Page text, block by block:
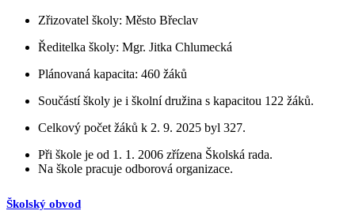
Zřizovatel školy: Město Břeclav
Ředitelka školy: Mgr. Jitka Chlumecká
Plánovaná kapacita: 460 žáků
Součástí školy je i školní družina s kapacitou 122 žáků.
Celkový počet žáků k 2. 9. 2025 byl 327.
Při škole je od 1. 1. 2006 zřízena Školská rada.
Na škole pracuje odborová organizace.
Školský obvod